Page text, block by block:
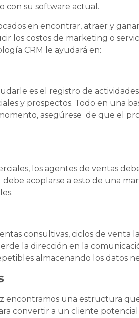
con su software actual.
en encontrar, atraer y
los costos de marketing o
CRM le ayudará en:
es el registro de
y prospectos. Todo en una
asegúrese de que el
los agentes de ventas
acoplarse a esto de una
consultivas, ciclos de venta
la dirección en la
almacenando los datos
encontramos una estructura
convertir a un cliente